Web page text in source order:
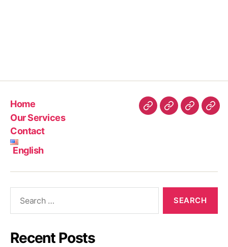
Home
Our Services
Contact
English
Recent Posts